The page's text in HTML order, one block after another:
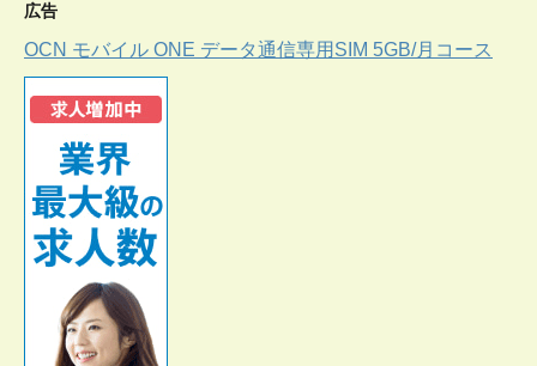
広告
OCN モバイル ONE データ通信専用SIM 5GB/月コース